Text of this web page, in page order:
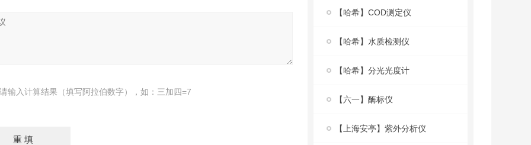
请输入计算结果（填写阿拉伯数字），如：三加四=7
【哈希】COD测定仪
【哈希】水质检测仪
【哈希】分光光度计
【六一】酶标仪
【上海安亭】紫外分析仪